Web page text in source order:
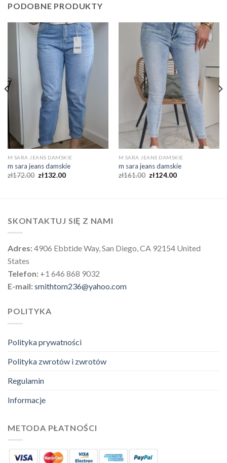
PODOBNE PRODUKTY
M SARA JEANS DAMSKIE
m sara jeans damskie
zł172.00 zł132.00
M SARA JEANS DAMSKIE
m sara jeans damskie
zł161.00 zł124.00
SKONTAKTUJ SIĘ Z NAMI
Adres:4906 Ebbtide Way, San Diego, CA 92154 United
States
Telefon: +1 646 868 9032
E-mail:smithtom236@yahoo.com
POLITYKA
Polityka prywatności
Polityka zwrotów i zwrotów
Regulamin
Informacje
METODA PŁATNOŚCI